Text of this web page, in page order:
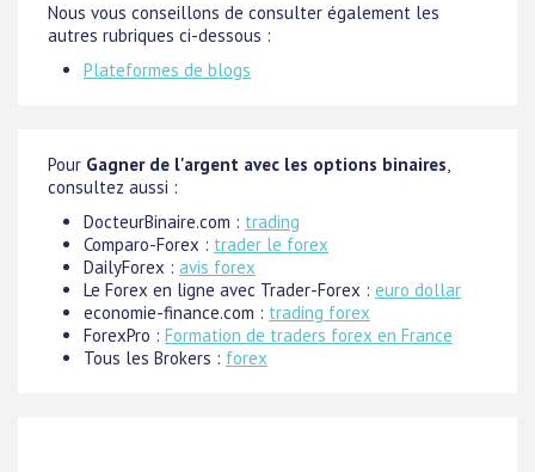
Nous vous conseillons de consulter également les
autres rubriques ci-dessous :
Plateformes de blogs
Pour Gagner de l'argent avec les options binaires,
consultez aussi :
DocteurBinaire.com : trading
Comparo-Forex : trader le forex
DailyForex : avis forex
Le Forex en ligne avec Trader-Forex : euro dollar
economie-finance.com : trading forex
ForexPro : Formation de traders forex en France
Tous les Brokers : forex